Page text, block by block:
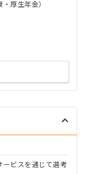
厚生年金）
ービスを通じて選考